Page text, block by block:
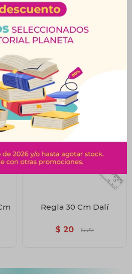
Regla Irrompible 20
$
Regla 30 Cm Dalí
$ 20 $ 22